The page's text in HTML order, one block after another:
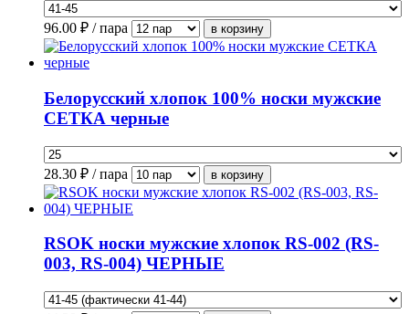
96.00 ₽ / пара
Белорусский хлопок 100% носки мужские
СЕТКА черные
28.30 ₽ / пара
RSOK носки мужские хлопок RS-002 (RS-
003, RS-004) ЧЕРНЫЕ